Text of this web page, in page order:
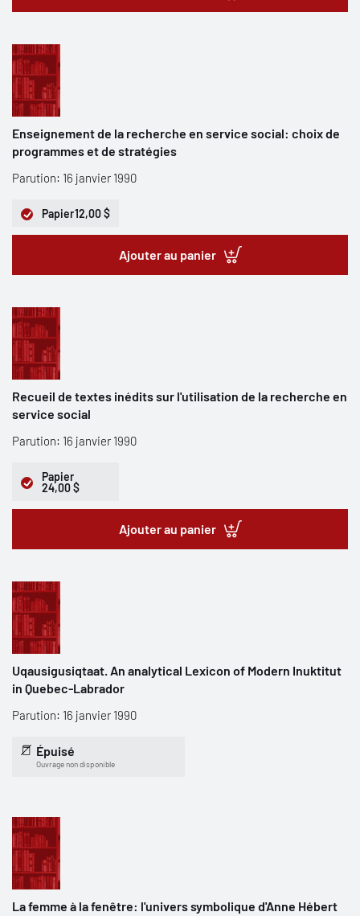
Enseignement de la recherche en service social: choix de
programmes et de stratégies
Parution: 16 janvier 1990
Papier12,00 $
Ajouter au panier
Recueil de textes inédits sur l'utilisation de la recherche en
service social
Parution: 16 janvier 1990
Papier
24,00 $
Ajouter au panier
Uqausigusiqtaat. An analytical Lexicon of Modern Inuktitut
in Quebec-Labrador
Parution: 16 janvier 1990
Épuisé
Ouvrage non disponible
La femme à la fenêtre: l'univers symbolique d'Anne Hébert